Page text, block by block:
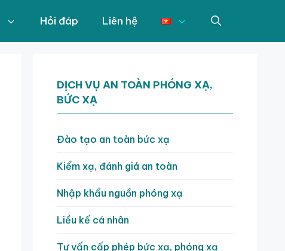
Hỏi đáp Liên hệ
DỊCH VỤ AN TOÀN PHÓNG XẠ,
BỨC XẠ
Đào tạo an toàn bức xạ
Kiểm xạ, đánh giá an toàn
Nhập khẩu nguồn phóng xạ
Liều kế cá nhân
Tư vấn cấp phép bức xạ, phóng xạ